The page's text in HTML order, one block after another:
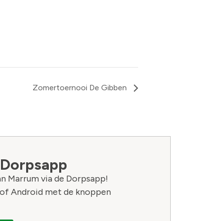
Zomertoernooi De Gibben
Marrum via de Dorpsapp!
Android met de knoppen